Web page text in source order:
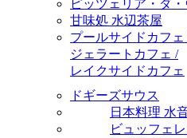
ピッツェリア・ダ
甘味処 水辺茶屋
プールサイドカフェ
ジェラートカフェ /
レイクサイドカフェ
ドギーズサウス
日本料理 水
ビュッフェ